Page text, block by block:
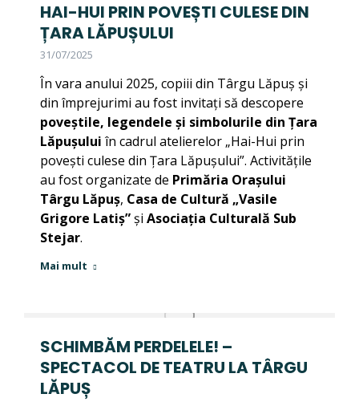
HAI-HUI PRIN POVEȘTI CULESE DIN
ȚARA LĂPUȘULUI
31/07/2025
În vara anului 2025, copiii din Târgu Lăpuș și
din împrejurimi au fost invitați să descopere
poveștile, legendele și simbolurile din Țara
Lăpușului în cadrul atelierelor „Hai-Hui prin
povești culese din Țara Lăpușului”. Activitățile
au fost organizate de Primăria Orașului
Târgu Lăpuș, Casa de Cultură „Vasile
Grigore Latiș”și Asociația Culturală Sub
Stejar.
Mai mult
SCHIMBĂM PERDELELE! –
SPECTACOL DE TEATRU LA TÂRGU
LĂPUȘ